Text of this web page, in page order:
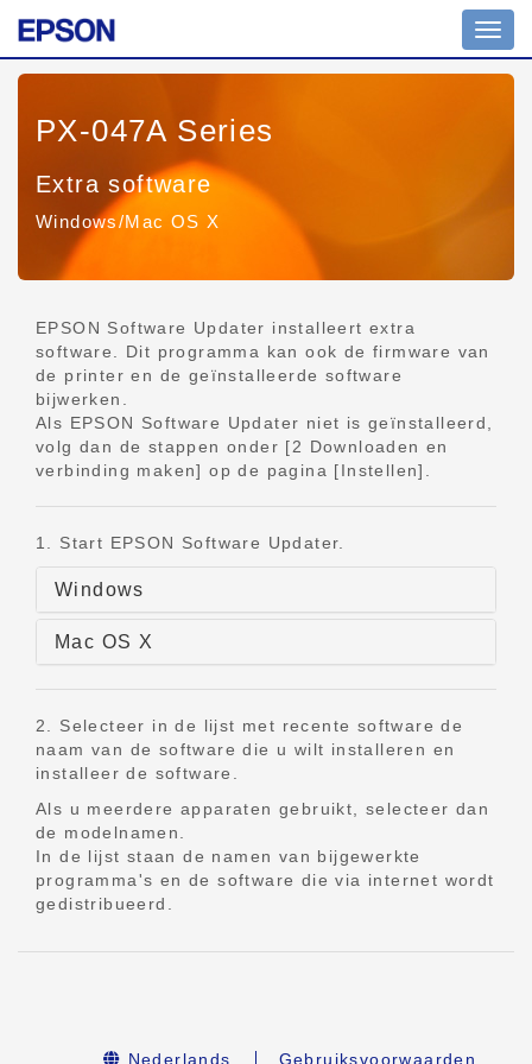
aan/
PX-047A Series
Extra software
Windows/Mac OS X
EPSON Software Updater installeert extra
software. Dit programma kan ook de firmware van
de printer en de geïnstalleerde software
bijwerken.
Als EPSON Software Updater niet is geïnstalleerd,
volg dan de stappen onder [2 Downloaden en
verbinding maken] op de pagina [Instellen].
1. Start EPSON Software Updater.
Windows
Mac OS X
2. Selecteer in de lijst met recente software de
naam van de software die u wilt installeren en
installeer de software.
Als u meerdere apparaten gebruikt, selecteer dan
de modelnamen.
In de lijst staan de namen van bijgewerkte
programma's en de software die via internet wordt
gedistribueerd.
Nederlands Gebruiksvoorwaarden